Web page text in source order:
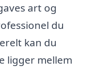
art og
du
kan du
ligger mellem